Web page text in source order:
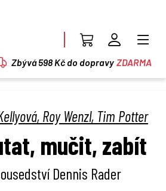
Zbývá 598 Kč do dopravy ZDARMA
Roy Wenzl, Tim Potter
mučit, zabít
Dennis Rader